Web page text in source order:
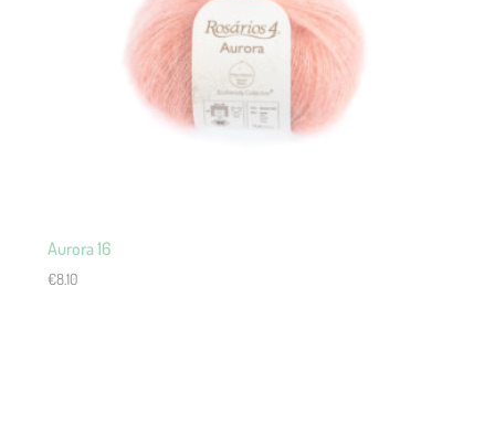
Aurora 16
€8.10